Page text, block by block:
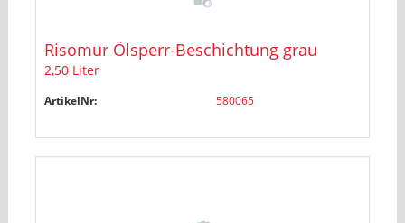
Risomur Ölsperr-Beschichtung grau
2,50 Liter
ArtikelNr: 580065